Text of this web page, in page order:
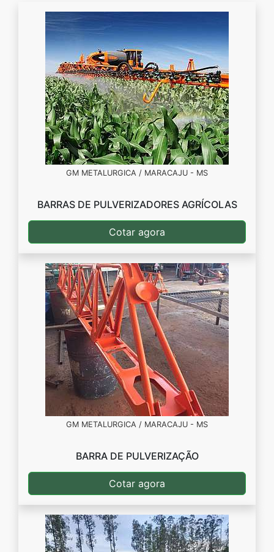
GM METALURGICA / MARACAJU - MS
BARRAS DE PULVERIZADORES AGRÍCOLAS
Cotar agora
GM METALURGICA / MARACAJU - MS
BARRA DE PULVERIZAÇÃO
Cotar agora